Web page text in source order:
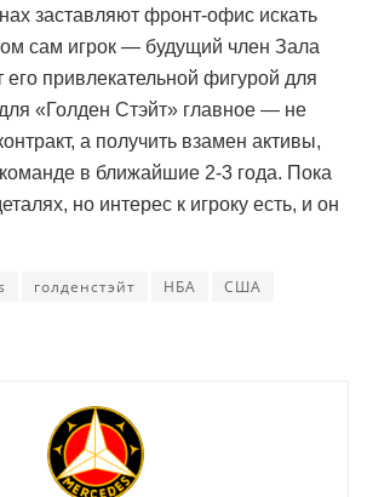
заставляют фронт-офис искать
сам игрок — будущий член Зала
его привлекательной фигурой для
«Голден Стэйт» главное — не
а получить взамен активы,
в ближайшие 2-3 года. Пока
но интерес к игроку есть, и он
голденстэйт НБА
США